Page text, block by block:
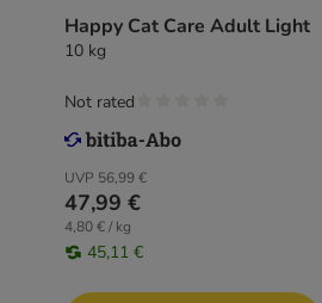
Happy Cat Care Adult Light
10 kg
UVP 56,99 €
47,99 €
4,80 € / kg
45,11 €
Not rated